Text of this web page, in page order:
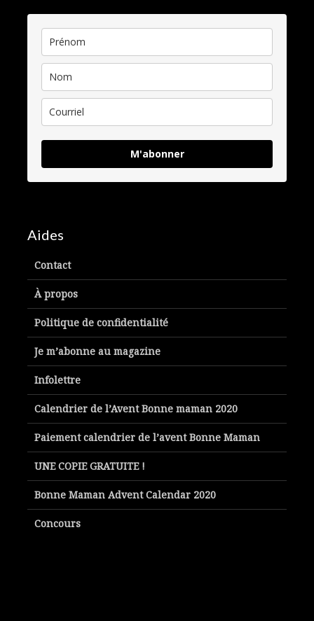
M'abonner
Aides
Contact
À propos
Politique de confidentialité
Je m’abonne au magazine
Infolettre
Calendrier de l’Avent Bonne maman 2020
Paiement calendrier de l’avent Bonne Maman
UNE COPIE GRATUITE !
Bonne Maman Advent Calendar 2020
Concours